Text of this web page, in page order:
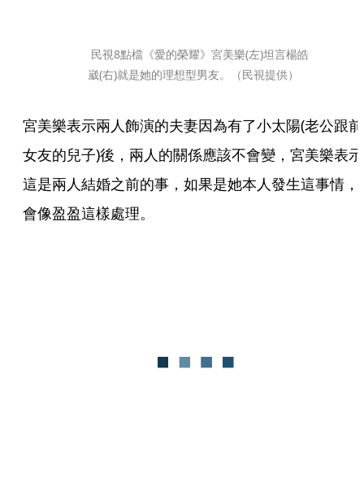
崴(右)就是她的理想型男友。（民視提供）
宮美樂表示兩人飾演的夫妻因為有了小太陽(老公跟前
女友的兒子)後，兩人的關係應該不會變，宮美樂表示
這是兩人結婚之前的事，如果是她本人發生這事情，
會像盈盈這樣處理。